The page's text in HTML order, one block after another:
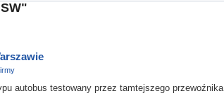
autobus testowany przez tamtejszego przewoźnika